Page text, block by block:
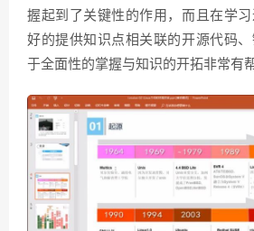
握起到了关键性的作用，而且在学
好的提供知识点相关联的开源代码
于全面性的掌握与知识的开拓非常有